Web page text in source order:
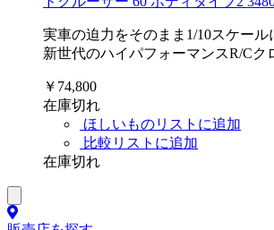
実車の迫力をそのまま1/10スケール
新世代のハイパフォーマンスR/Cク
￥74,800
在庫切れ
ほしいものリストに追加
比較リストに追加
在庫切れ